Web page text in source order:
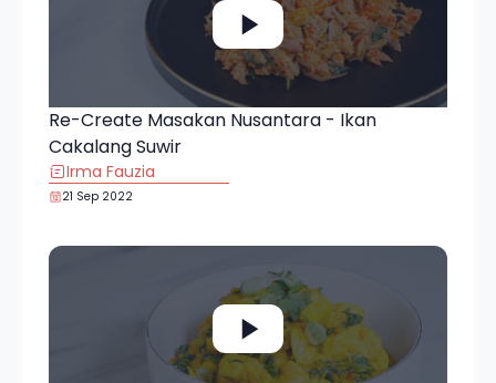
Re-Create Masakan Nusantara - Ikan
Cakalang Suwir
Irma Fauzia
21 Sep 2022